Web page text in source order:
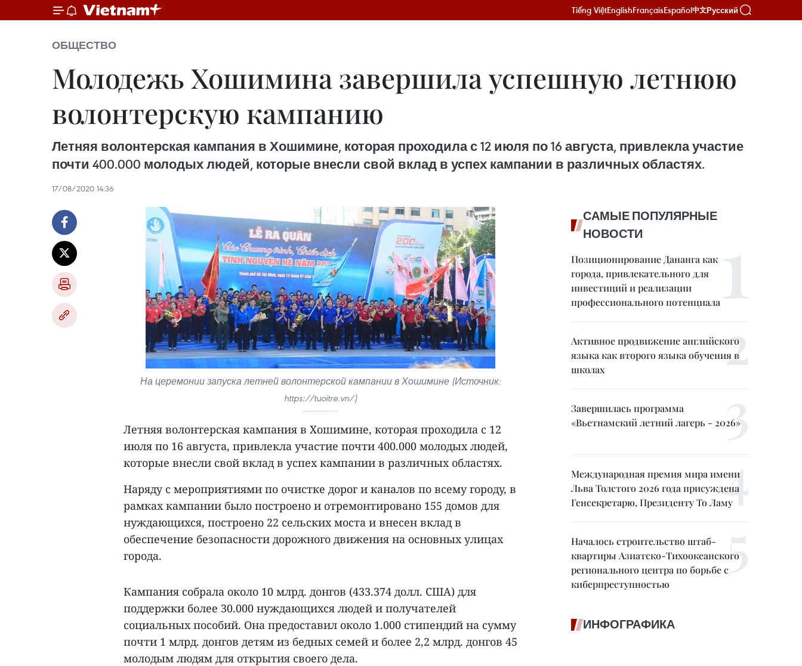
Tiếng ViệtEnglishFrançaisEspañol中文Русский
ОБЩЕСТВО
Молодежь Хошимина завершила успешную летнюю
волонтерскую кампанию
Летняя волонтерская кампания в Хошимине, которая проходила с 12 июля по 16 августа, привлекла участие
почти 400.000 молодых людей, которые внесли свой вклад в успех кампании в различных областях.
17/08/2020 14:36
На церемонии запуска летней волонтерской кампании в Хошимине (Источник:
https://tuoitre.vn/)
Летняя волонтерская кампания в Хошимине, которая проходила с 12
июля по 16 августа, привлекла участие почти 400.000 молодых людей,
которые внесли свой вклад в успех кампании в различных областях.
Наряду с мероприятиями по очистке дорог и каналов по всему городу, в
рамках кампании было построено и отремонтировано 155 домов для
нуждающихся, построено 22 сельских моста и внесен вклад в
обеспечение безопасности дорожного движения на основных улицах
города.
Кампания собрала около 10 млрд. донгов (433.374 долл. США) для
поддержки более 30.000 нуждающихся людей и получателей
социальных пособий. Она предоставил около 1.000 стипендий на сумму
почти 1 млрд. донгов детям из бедных семей и более 2,2 млрд. донгов 45
молодым людям для открытия своего дела.
САМЫЕ ПОПУЛЯРНЫЕ
НОВОСТИ
Позиционирование Дананга как
города, привлекательного для
инвестиций и реализации
профессионального потенциала
Активное продвижение английского
языка как второго языка обучения в
школах
Завершилась программа
«Вьетнамский летний лагерь - 2026»
Международная премия мира имени
Льва Толстого 2026 года присуждена
Генсекретарю, Президенту То Ламу
Началось строительство штаб-
квартиры Азиатско-Тихоокеанского
регионального центра по борьбе с
киберпреступностью
ИНФОГРАФИКА